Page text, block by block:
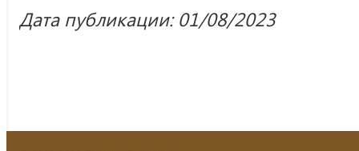
Дата публикации: 01/08/2023